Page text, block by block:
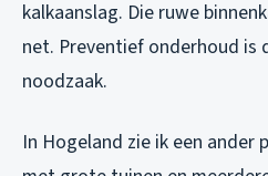
kalkaanslag. Die ruwe
net. Preventief onderhoud is
noodzaak.
In Hogeland zie ik een ander